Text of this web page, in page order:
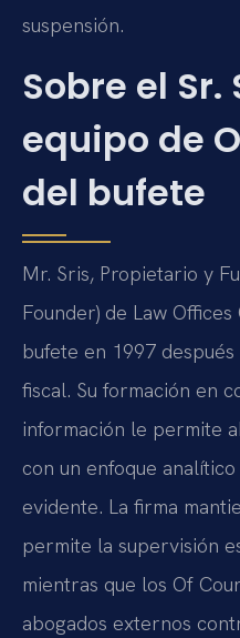
suspensión.
Sobre el Sr.
equipo de
del bufete
Mr. Sris, Propietario y
Founder) de Law Offices
bufete en 1997
fiscal. Su formación en
información le permite
con un enfoque
evidente. La firma
permite la supervisión
mientras que los Of
abogados externos